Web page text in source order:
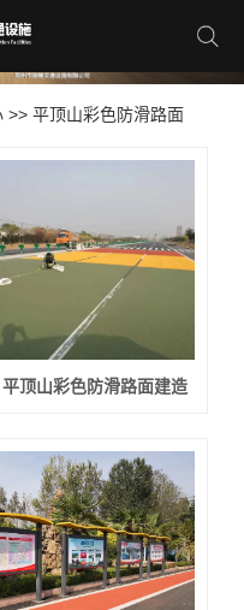
>> 平顶山彩色防滑路面
平顶山彩色防滑路面建造